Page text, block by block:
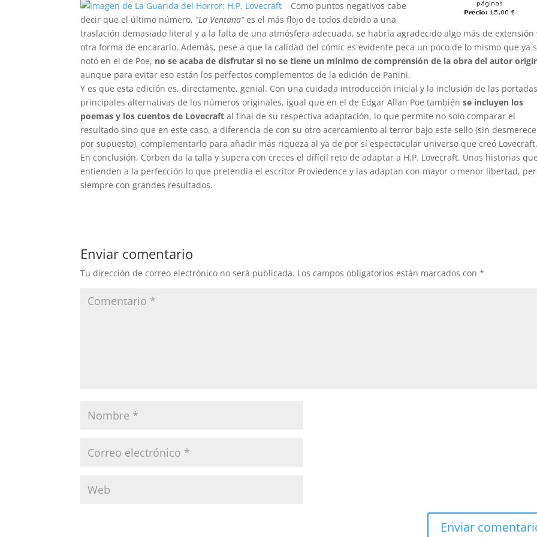
Como puntos negativos cabe
decir que el último número, “La Ventana”es el más flojo de todos debido a una
traslación demasiado literal y a la falta de una atmósfera adecuada, se habría agradecido algo más de extensión
otra forma de encararlo. Además, pese a que la calidad del cómic es evidente peca un poco de lo mismo que ya
notó en el de Poe, no se acaba de disfrutar si no se tiene un mínimo de comprensión de la obra del autor
aunque para evitar eso están los perfectos complementos de la edición de Panini.
Y es que esta edición es, directamente, genial. Con una cuidada introducción inicial y la inclusión de las portadas
principales alternativas de los números originales, igual que en el de Edgar Allan Poe tambiénse incluyen los
poemas y los cuentos de Lovecraft al final de su respectiva adaptación, lo que permite no solo comparar el
resultado sino que en este caso, a diferencia de con su otro acercamiento al terror bajo este sello (sin
por supuesto), complementarlo para añadir más riqueza al ya de por sí espectacular universo que creó Lovecraft.
En conclusión, Corben da la talla y supera con creces el difícil reto de adaptar a H.P. Lovecraft. Unas historias que
entienden a la perfección lo que pretendía el escritor Proviedence y las adaptan con mayor o menor libertad,
siempre con grandes resultados.
Enviar comentario
Tu dirección de correo electrónico no será publicada. Los campos obligatorios están marcados con*